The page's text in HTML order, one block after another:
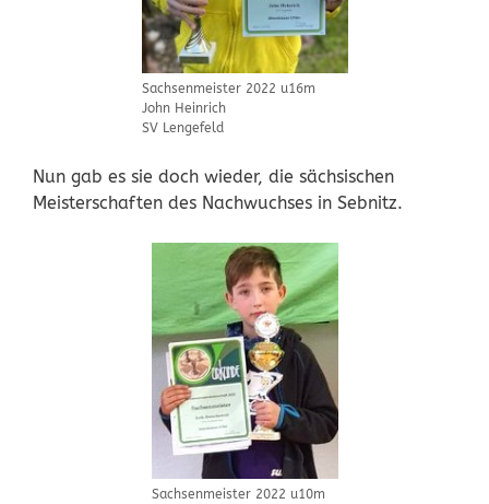
Sachsenmeister 2022 u16m
John Heinrich
SV Lengefeld
Nun gab es sie doch wieder, die sächsischen
Meisterschaften des Nachwuchses in Sebnitz.
Sachsenmeister 2022 u10m